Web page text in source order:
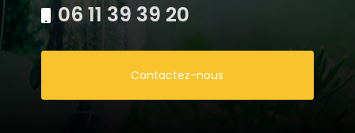
06 11 39 39 20
Contactez-nous